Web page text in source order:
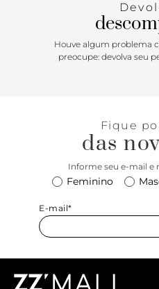
Houve algum problema
preocupe: devolva seu
Fique
das
Informe seu e-mail e
Feminino
E-mail*